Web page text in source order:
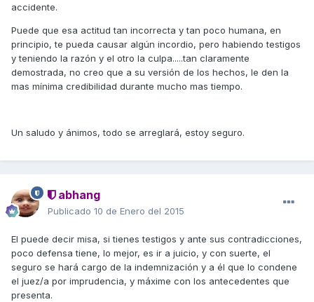
accidente.
Puede que esa actitud tan incorrecta y tan poco humana, en
principio, te pueda causar algún incordio, pero habiendo testigos
y teniendo la razón y el otro la culpa.....tan claramente
demostrada, no creo que a su versión de los hechos, le den la
mas mínima credibilidad durante mucho mas tiempo.
Un saludo y ánimos, todo se arreglará, estoy seguro.
abhang
Publicado 10 de Enero del 2015
El puede decir misa, si tienes testigos y ante sus contradicciones,
poco defensa tiene, lo mejor, es ir a juicio, y con suerte, el
seguro se hará cargo de la indemnización y a él que lo condene
el juez/a por imprudencia, y máxime con los antecedentes que
presenta.